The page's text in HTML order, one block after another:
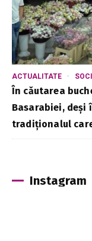
ACTUALITATE
În căutarea
Basarabiei,
tradiționalul
Instagram